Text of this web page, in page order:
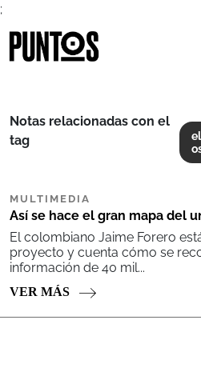
;
Notas relacionadas con el
tag
MULTIMEDIA
Así se hace el gran mapa del
El colombiano Jaime Forero
proyecto y cuenta cómo se
información de 40 mil...
VER MÁS